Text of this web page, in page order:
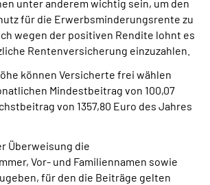
unter anderem wichtig sein, um den
für die Erwerbsminderungsrente zu
wegen der positiven Rendite lohnt es
Rentenversicherung einzuzahlen.
können Versicherte frei wählen
Mindestbeitrag von 100,07
von 1357,80 Euro des Jahres
Überweisung die
Vor- und Familiennamen sowie
für den die Beiträge gelten